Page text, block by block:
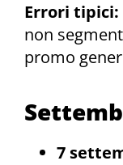
Errori tipici:
non
promo
7